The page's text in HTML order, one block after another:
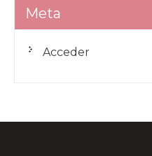
Meta
Acceder